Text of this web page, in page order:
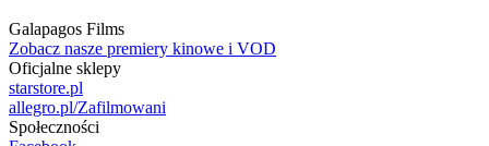
Galapagos Films
Zobacz nasze premiery kinowe i VOD
Oficjalne sklepy
starstore.pl
allegro.pl/Zafilmowani
Społeczności